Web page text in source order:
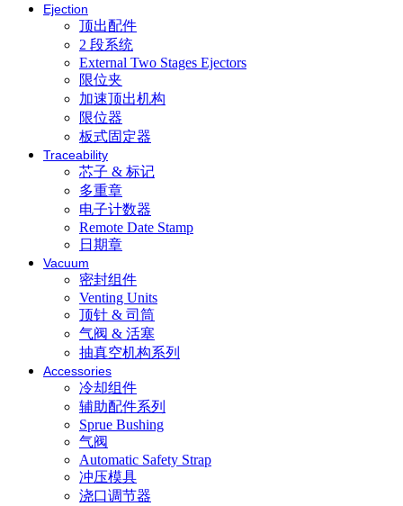
Ejection
顶出配件
2 段系统
External Two Stages Ejectors
限位夹
加速顶出机构
限位器
板式固定器
Traceability
芯子 & 标记
多重章
电子计数器
Remote Date Stamp
日期章
Vacuum
密封组件
Venting Units
顶针 & 司筒
气阀 & 活塞
抽真空机构系列
Accessories
冷却组件
辅助配件系列
Sprue Bushing
气阀
Automatic Safety Strap
冲压模具
浇口调节器